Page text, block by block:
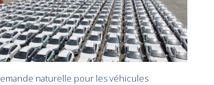
naturelle pour les véhicules